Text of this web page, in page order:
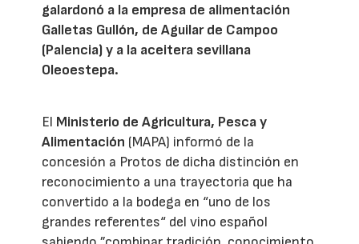
galardonó a la empresa de alimentación
Galletas Gullón, de Aguilar de Campoo
(Palencia) y a la aceitera sevillana
Oleoestepa.
El Ministerio de Agricultura, Pesca y
Alimentación (MAPA) informó de la
concesión a Protos de dicha distinción en
reconocimiento a una trayectoria que ha
convertido a la bodega en “uno de los
grandes referentes“ del vino español